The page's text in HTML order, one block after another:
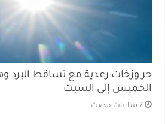
حر وزخات رعدية مع تساقط البرد
الخميس إلى السبت